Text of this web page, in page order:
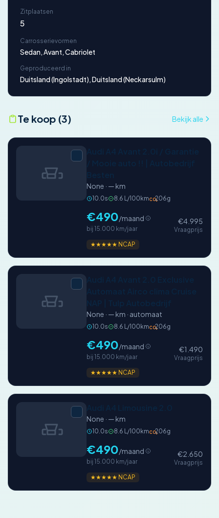
Zitplaatsen
5
Carrosserievormen
Sedan, Avant, Cabriolet
Geproduceerd in
Duitsland (Ingolstadt), Duitsland (Neckarsulm)
Te koop (3) Bekijk alle
None · — km
10.0s 8.6 L/100kmCO₂206g
€490/maand
bij 15.000 km/jaar
€4.995
Vraagprijs
★★★★★ NCAP
None · — km · automaat
10.0s 8.6 L/100kmCO₂206g
€490/maand
bij 15.000 km/jaar
€1.490
Vraagprijs
★★★★★ NCAP
None · — km
10.0s 8.6 L/100kmCO₂206g
€490/maand
bij 15.000 km/jaar
€2.650
Vraagprijs
★★★★★ NCAP